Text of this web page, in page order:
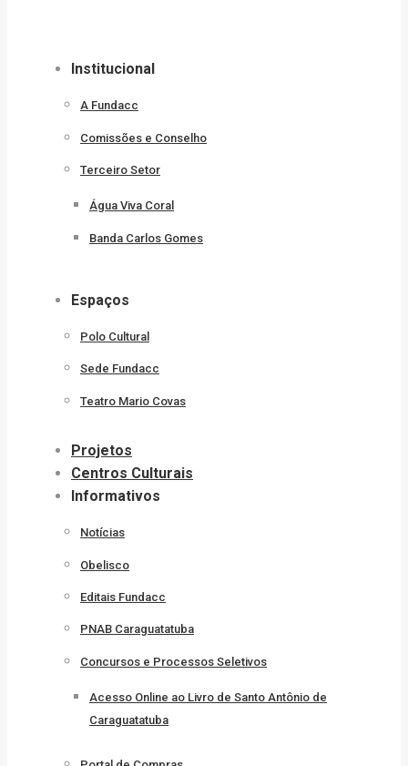
Institucional
A Fundacc
Comissões e Conselho
Terceiro Setor
Água Viva Coral
Banda Carlos Gomes
Espaços
Polo Cultural
Sede Fundacc
Teatro Mario Covas
Projetos
Centros Culturais
Informativos
Notícias
Obelisco
Editais Fundacc
PNAB Caraguatatuba
Concursos e Processos Seletivos
Acesso Online ao Livro de Santo Antônio de
Caraguatatuba